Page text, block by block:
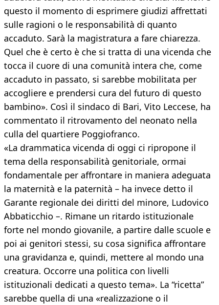
questo il momento di esprimere giudizi affrettati
sulle ragioni o le responsabilità di quanto
accaduto. Sarà la magistratura a fare chiarezza.
Quel che è certo è che si tratta di una vicenda che
tocca il cuore di una comunità intera che, come
accaduto in passato, si sarebbe mobilitata per
accogliere e prendersi cura del futuro di questo
bambino». Così il sindaco di Bari, Vito Leccese, ha
commentato il ritrovamento del neonato nella
culla del quartiere Poggiofranco.
«La drammatica vicenda di oggi ci ripropone il
tema della responsabilità genitoriale, ormai
fondamentale per affrontare in maniera adeguata
la maternità e la paternità – ha invece detto il
Garante regionale dei diritti del minore, Ludovico
Abbaticchio –. Rimane un ritardo istituzionale
forte nel mondo giovanile, a partire dalle scuole e
poi ai genitori stessi, su cosa significa affrontare
una gravidanza e, quindi, mettere al mondo una
creatura. Occorre una politica con livelli
istituzionali dedicati a questo tema». La “ricetta”
sarebbe quella di una «realizzazione o il